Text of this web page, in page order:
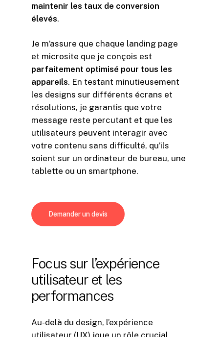
maintenir les taux de conversion
élevés.
Je m’assure que chaque landing page
et microsite que je conçois est
parfaitement optimisé pour tous les
appareils. En testant minutieusement
les designs sur différents écrans et
résolutions, je garantis que votre
message reste percutant et que les
utilisateurs peuvent interagir avec
votre contenu sans difficulté, qu’ils
soient sur un ordinateur de bureau, une
tablette ou un smartphone.
Demander un devis
Focus sur l’expérience
utilisateur et les
performances
Au-delà du design, l’expérience
utilisateur (UX) joue un rôle crucial